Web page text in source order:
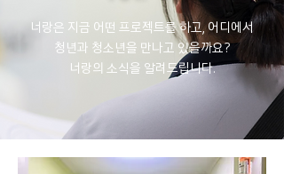
너랑은 지금 어떤 프로젝트를 하고, 어디에서
청년과 청소년을 만나고 있을까요?
​너랑의 소식을 알려드립니다.